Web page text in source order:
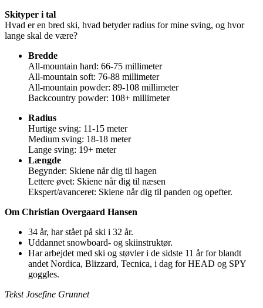
Skityper i tal
Hvad er en bred ski, hvad betyder radius for mine sving, og hvor
lange skal de være?
Bredde
All-mountain hard: 66-75 millimeter
All-mountain soft: 76-88 millimeter
All-mountain powder: 89-108 millimeter
Backcountry powder: 108+ millimeter
Radius
Hurtige sving: 11-15 meter
Medium sving: 18-18 meter
Lange sving: 19+ meter
Længde
Begynder: Skiene når dig til hagen
Lettere øvet: Skiene når dig til næsen
Ekspert/avanceret: Skiene når dig til panden og opefter.
Om Christian Overgaard Hansen
34 år, har stået på ski i 32 år.
Uddannet snowboard- og skiinstruktør.
Har arbejdet med ski og støvler i de sidste 11 år for blandt
andet Nordica, Blizzard, Tecnica, i dag for HEAD og SPY
goggles.
Tekst Josefine Grunnet